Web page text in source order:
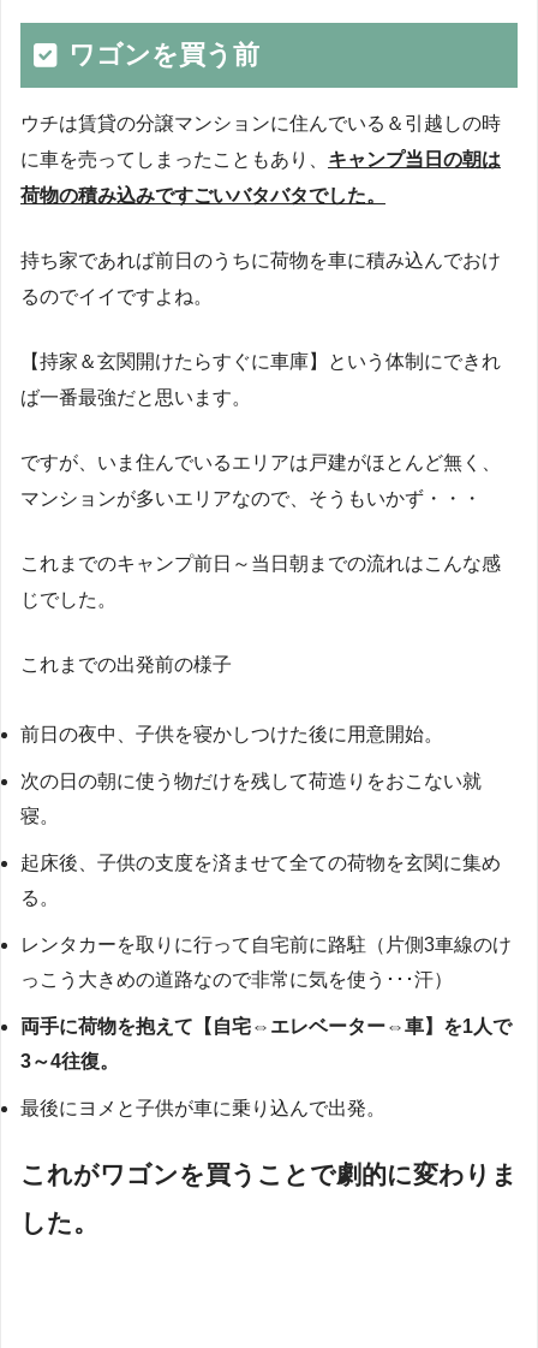
ワゴンを買う前
ウチは賃貸の分譲マンションに住んでいる＆引越しの時
に車を売ってしまったこともあり、 キャンプ当日の朝は
荷物の積み込みですごいバタバタでした。
持ち家であれば前日のうちに荷物を車に積み込んでおけ
るのでイイですよね。
【持家＆玄関開けたらすぐに車庫】という体制にできれ
ば一番最強だと思います。
ですが、いま住んでいるエリアは戸建がほとんど無く、
マンションが多いエリアなので、そうもいかず・・・
これまでのキャンプ前日～当日朝までの流れはこんな感
じでした。
これまでの出発前の様子
前日の夜中、子供を寝かしつけた後に用意開始。
次の日の朝に使う物だけを残して荷造りをおこない就
寝。
起床後、子供の支度を済ませて全ての荷物を玄関に集め
る。
レンタカーを取りに行って自宅前に路駐（片側3車線のけ
っこう大きめの道路なので非常に気を使う･･･汗）
両手に荷物を抱えて【自宅⇔エレベーター⇔車】を1人で
3～4往復。
最後にヨメと子供が車に乗り込んで出発。
これがワゴンを買うことで劇的に変わりま
した。